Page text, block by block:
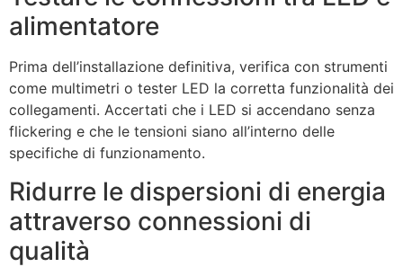
alimentatore
Prima dell’installazione definitiva, verifica con strumenti
come multimetri o tester LED la corretta funzionalità dei
collegamenti. Accertati che i LED si accendano senza
flickering e che le tensioni siano all’interno delle
specifiche di funzionamento.
Ridurre le dispersioni di energia
attraverso connessioni di
qualità